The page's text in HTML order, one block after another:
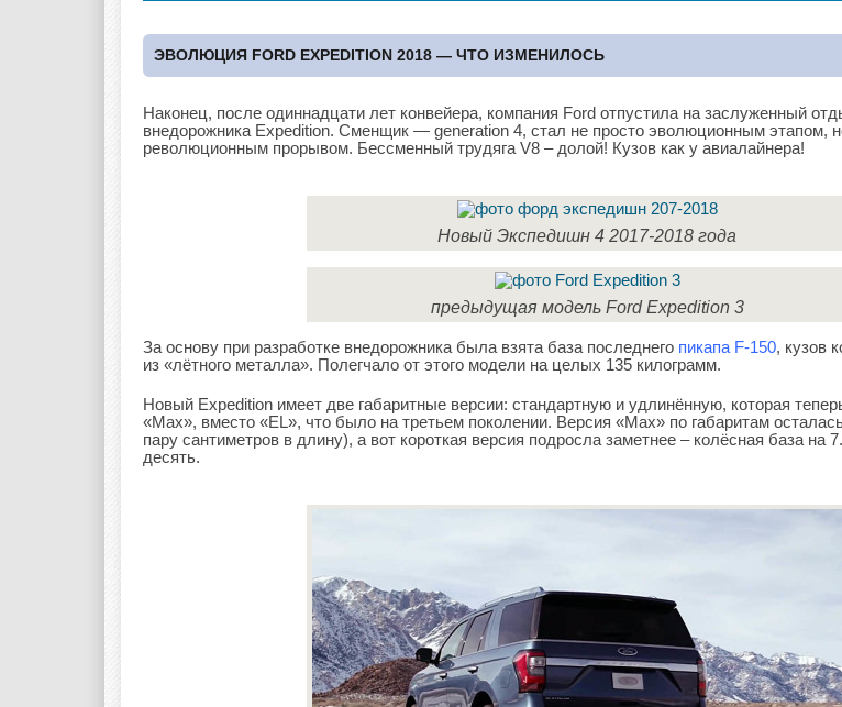
ЭВОЛЮЦИЯ FORD EXPEDITION 2018 — ЧТО ИЗМЕНИЛОСЬ
Наконец, после одиннадцати лет конвейера, компания Ford отпустила на заслуженный
внедорожника Expedition. Сменщик — generation 4, стал не просто эволюционным этапом,
революционным прорывом. Бессменный трудяга V8 – долой! Кузов как у авиалайнера!
Новый Экспедишн 4 2017-2018 года
предыдущая модель Ford Expedition 3
За основу при разработке внедорожника была взята база последнего пикапа F-150, кузов
из «лётного металла». Полегчало от этого модели на целых 135 килограмм.
Новый Expedition имеет две габаритные версии: стандартную и удлинённую, которая
«Max», вместо «EL», что было на третьем поколении. Версия «Max» по габаритам
пару сантиметров в длину), а вот короткая версия подросла заметнее – колёсная база на
десять.